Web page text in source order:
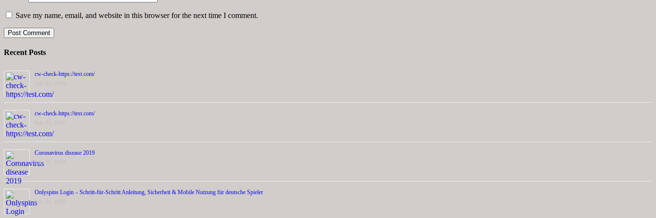
Save my name, email, and website in this browser for the next time I comment.
Recent Posts
cw-check-https://test.com/
cw-check-https://test.com/
Coronavirus disease 2019
July 31, 2026
Onlyspins Login – Schritt‑für‑Schritt Anleitung, Sicherheit & Mobile Nutzung für deutsche Spieler
July 31, 2026